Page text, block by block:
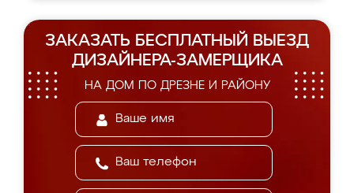
ЗАКАЗАТЬ БЕСПЛАТНЫЙ ВЫЕЗД
ДИЗАЙНЕРА-ЗАМЕРЩИКА
НА ДОМ ПО ДРЕЗНЕ И РАЙОНУ